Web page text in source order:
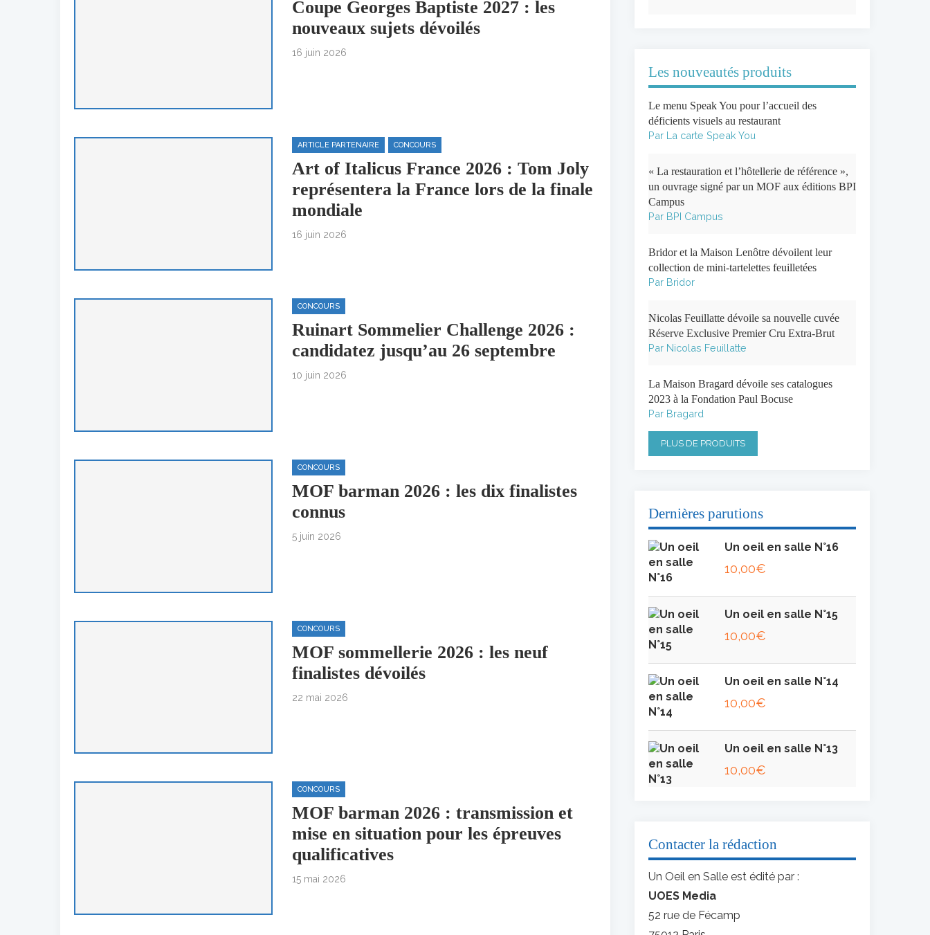
Coupe Georges Baptiste 2027 : les
nouveaux sujets dévoilés
16 juin 2026
ARTICLE PARTENAIRE CONCOURS
Art of Italicus France 2026 : Tom Joly
représentera la France lors de la finale
mondiale
16 juin 2026
CONCOURS
Ruinart Sommelier Challenge 2026 :
candidatez jusqu’au 26 septembre
10 juin 2026
CONCOURS
MOF barman 2026 : les dix finalistes
connus
5 juin 2026
CONCOURS
MOF sommellerie 2026 : les neuf
finalistes dévoilés
22 mai 2026
CONCOURS
MOF barman 2026 : transmission et
mise en situation pour les épreuves
qualificatives
15 mai 2026
Les nouveautés produits
Le menu Speak You pour l’accueil des
déficients visuels au restaurant
Par La carte Speak You
« La restauration et l’hôtellerie de référence »,
un ouvrage signé par un MOF aux éditions BPI
Campus
Par BPI Campus
Bridor et la Maison Lenôtre dévoilent leur
collection de mini-tartelettes feuilletées
Par Bridor
Nicolas Feuillatte dévoile sa nouvelle cuvée
Réserve Exclusive Premier Cru Extra-Brut
Par Nicolas Feuillatte
La Maison Bragard dévoile ses catalogues
2023 à la Fondation Paul Bocuse
Par Bragard
PLUS DE PRODUITS
Dernières parutions
Un oeil en salle N°16
10,00€
Un oeil en salle N°15
10,00€
Un oeil en salle N°14
10,00€
Un oeil en salle N°13
10,00€
Contacter la rédaction
Un Oeil en Salle est édité par :
UOES Media
52 rue de Fécamp